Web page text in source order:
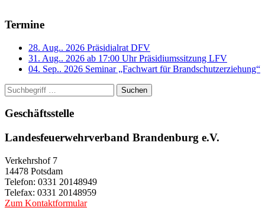
Termine
28. Aug.. 2026 Präsidialrat DFV
31. Aug.. 2026 ab 17:00 Uhr Präsidiumssitzung LFV
04. Sep.. 2026 Seminar „Fachwart für Brandschutzerziehung“
Suchen
Geschäftsstelle
Landesfeuerwehrverband Brandenburg e.V.
Verkehrshof 7
14478 Potsdam
Telefon: 0331 20148949
Telefax: 0331 20148959
Zum Kontaktformular